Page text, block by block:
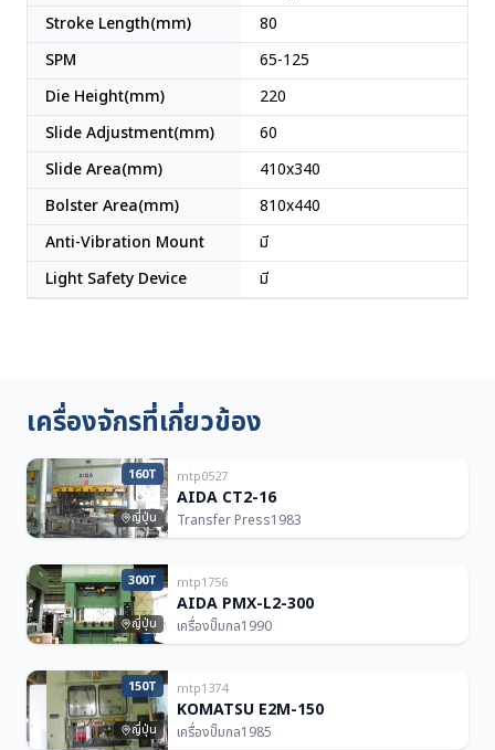
Stroke Length(mm)
80
SPM
65-125
Die Height(mm)
220
Slide Adjustment(mm)
60
Slide Area(mm)
410x340
Bolster Area(mm)
810x440
Anti-Vibration Mount
มี
Light Safety Device
มี
เครื่องจักรที่เกี่ยวข้อง
160T
ญี่ปุ่น
mtp0527
AIDA CT2-16
Transfer Press1983
300T
ญี่ปุ่น
mtp1756
AIDA PMX-L2-300
เครื่องปั๊มกล1990
150T
ญี่ปุ่น
mtp1374
KOMATSU E2M-150
เครื่องปั๊มกล1985